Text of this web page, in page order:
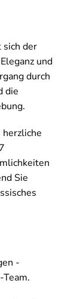
sich der
und
durch
die
Sie
-